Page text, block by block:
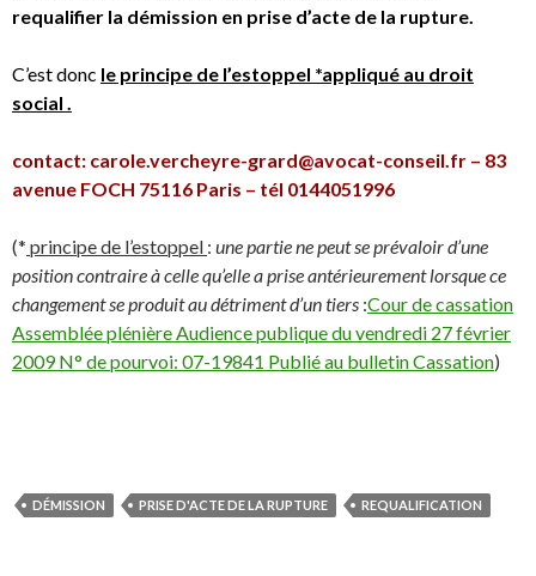
requalifier la démission en prise d’acte de la rupture.
C’est donc le principe de l’estoppel *appliqué au droit
social .
contact: carole.vercheyre-grard@avocat-conseil.fr – 83
avenue FOCH 75116 Paris – tél 0144051996
(* principe de l’estoppel : une partie ne peut se prévaloir d’une
position contraire à celle qu’elle a prise antérieurement lorsque ce
changement se produit au détriment d’un tiers :Cour de cassation
Assemblée plénière Audience publique du vendredi 27 février
2009 N° de pourvoi: 07-19841 Publié au bulletin Cassation)
DÉMISSION PRISE D'ACTE DE LA RUPTURE REQUALIFICATION